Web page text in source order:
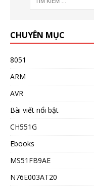
CHUYÊN MỤC
8051
ARM
AVR
Bài viết nổi bật
CH551G
Ebooks
MS51FB9AE
N76E003AT20